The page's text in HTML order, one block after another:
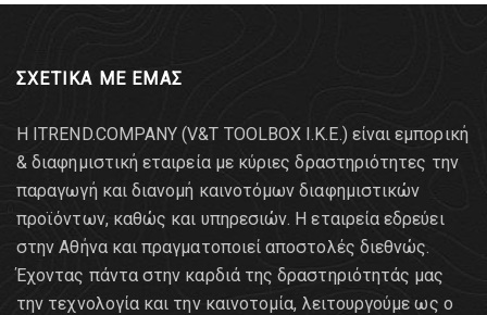
ΣΧΕΤΙΚΑ ΜΕ ΕΜΑΣ
Η ITREND.COMPANY (V&T TOOLBOX Ι.Κ.Ε.) είναι εμπορική
& διαφημιστική εταιρεία με κύριες δραστηριότητες την
παραγωγή και διανομή καινοτόμων διαφημιστικών
προϊόντων, καθώς και υπηρεσιών. Η εταιρεία εδρεύει
στην Αθήνα και πραγματοποιεί αποστολές διεθνώς.
Έχοντας πάντα στην καρδιά της δραστηριότητάς μας
την τεχνολογία και την καινοτομία, λειτουργούμε ως ο